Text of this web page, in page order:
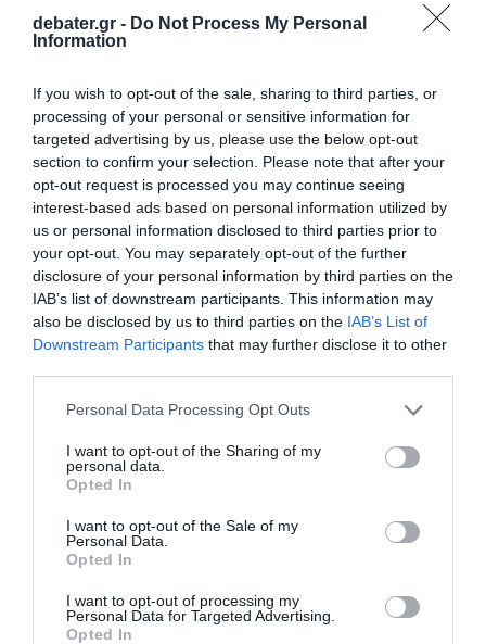
debater.gr - Do Not Process My Personal
Information
If you wish to opt-out of the sale, sharing to third parties, or
processing of your personal or sensitive information for
targeted advertising by us, please use the below opt-out
section to confirm your selection. Please note that after your
opt-out request is processed you may continue seeing
interest-based ads based on personal information utilized by
us or personal information disclosed to third parties prior to
your opt-out. You may separately opt-out of the further
disclosure of your personal information by third parties on the
IAB’s list of downstream participants. This information may
also be disclosed by us to third parties on the IAB’s List of
Downstream Participants that may further disclose it to other
Please note that this website/app uses one or more Google
not limited to your visit or usage behaviour. You may click to
grant or deny consent to Google and its third-party tags to
use your data for below specified purposes in below Google
consent section.
Personal Data Processing Opt Outs
I want to opt-out of the Sharing of my
personal data.
Opted In
I want to opt-out of the Sale of my
Personal Data.
Opted In
I want to opt-out of processing my
Personal Data for Targeted Advertising.
Opted In
ΠΑΡΑΠΟΛΙΤΙΚΑ